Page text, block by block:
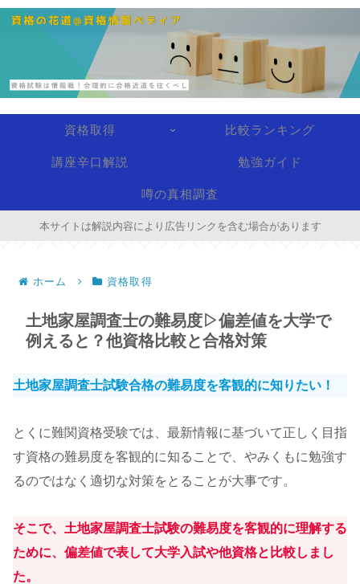
資格取得 比較ランキング
講座辛口解説 勉強ガイド
噂の真相調査
本サイトは解説内容により広告リンクを含む場合があります
ホーム 資格取得
土地家屋調査士の難易度▷偏差値を大学で
例えると？他資格比較と合格対策
土地家屋調査士試験合格の難易度を客観的に知りたい！
とくに難関資格受験では、最新情報に基づいて正しく目指
す資格の難易度を客観的に知ることで、やみくもに勉強す
るのではなく適切な対策をとることが大事です。
そこで、土地家屋調査士試験の難易度を客観的に理解する
ために、偏差値で表して大学入試や他資格と比較しまし
た。